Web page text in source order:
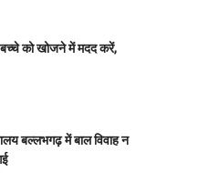
बच्चे को खोजने में मदद करें,
बल्लभगढ़ में बाल विवाह न